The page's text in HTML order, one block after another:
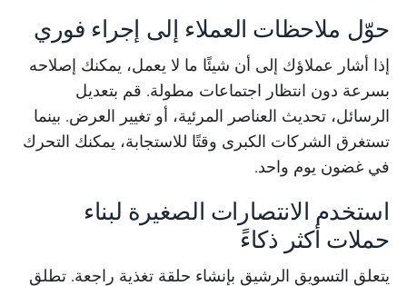
حوّل ملاحظات العملاء إلى إجراء فوري
إذا أشار عملاؤك إلى أن شيئًا ما لا يعمل، يمكنك إصلاحه
بسرعة دون انتظار اجتماعات مطولة. قم بتعديل
الرسائل، تحديث العناصر المرئية، أو تغيير العرض. بينما
تستغرق الشركات الكبرى وقتًا للاستجابة، يمكنك التحرك
في غضون يوم واحد.
استخدم الانتصارات الصغيرة لبناء
حملات أكثر ذكاءً
يتعلق التسويق الرشيق بإنشاء حلقة تغذية راجعة. تطلق